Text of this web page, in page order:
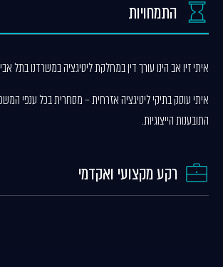
התמחויות
איתי זיו אב הינו עורך דין במחלקת ליטיגציה במשרדנו בתל
איתי עוסק בתיקי ליטיגציה אזרחית – מסחרית בכל ענפי
התובענות הייצוגיות.
רקע מקצועי ואקדמי